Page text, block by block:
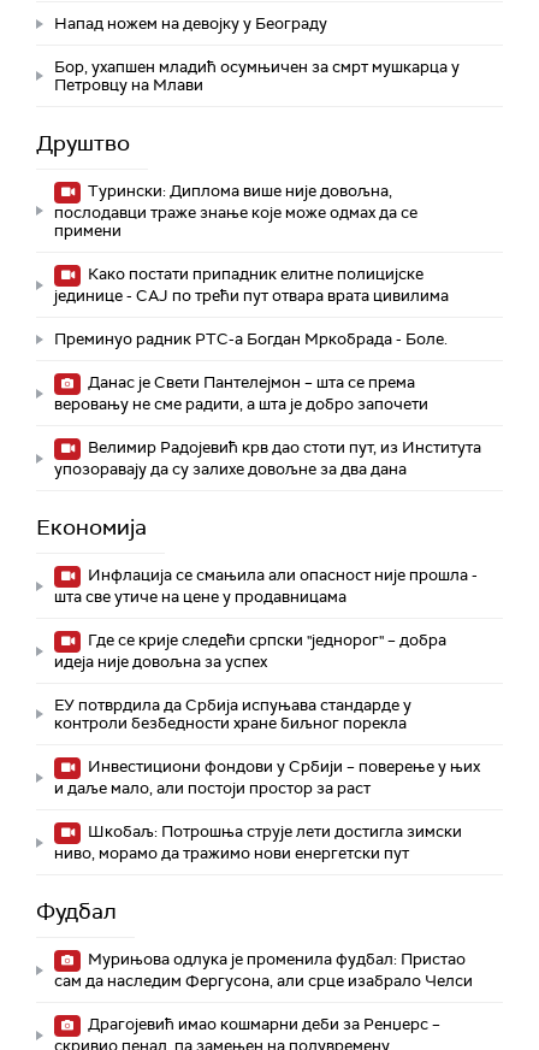
Напад ножем на девојку у Београду
Бор, ухапшен младић осумњичен за смрт мушкарца у
Петровцу на Млави
Друштво
Турински: Диплома више није довољна,
послодавци траже знање које може одмах да се
примени
Како постати припадник елитне полицијске
јединице - СAJ по трећи пут отвара врата цивилима
Преминуо радник РТС-а Богдан Мркобрада - Боле.
Данас је Свети Пантелејмон – шта се према
веровању не сме радити, а шта је добро започети
Велимир Радојевић крв дао стоти пут, из Института
упозоравају да су залихе довољне за два дана
Економија
Инфлација се смањила али опасност није прошла -
шта све утиче на цене у продавницама
Где се крије следећи српски "једнорог" – добра
идеја није довољна за успех
ЕУ потврдила да Србија испуњава стандарде у
контроли безбедности хране биљног порекла
Инвестициони фондови у Србији – поверење у њих
и даље мало, али постоји простор за раст
Шкобаљ: Потрошња струје лети достигла зимски
ниво, морамо да тражимо нови енергетски пут
Фудбал
Мурињова одлука је променила фудбал: Пристао
сам да наследим Фергусона, али срце изабрало Челси
Драгојевић имао кошмарни деби за Ренџерс –